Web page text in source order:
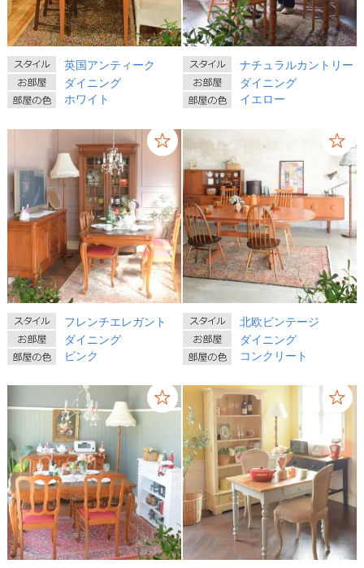
英国アンティーク
ダイニング
ホワイト
ナチュラルカントリー
ダイニング
イエロー
フレンチエレガント
ダイニング
ピンク
北欧ビンテージ
ダイニング
コンクリート